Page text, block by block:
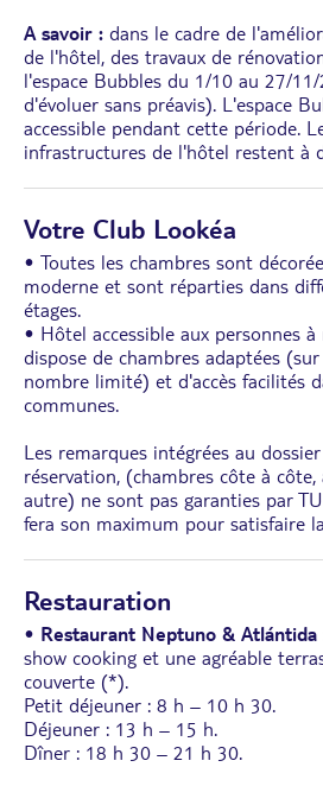
A savoir : dans le cadre de
de l'hôtel, des travaux de
l'espace Bubbles du 1/10 au 27/
d'évoluer sans préavis). L'espace
accessible pendant cette période.
infrastructures de l'hôtel restent à
Votre Club Lookéa
• Toutes les chambres sont
moderne et sont réparties dans
étages.
• Hôtel accessible aux personnes
dispose de chambres adaptées
nombre limité) et d'accès facilités
communes.
Les remarques intégrées au
réservation, (chambres côte à
autre) ne sont pas garanties par
fera son maximum pour satisfaire
Restauration
• Restaurant Neptuno & Atlántida
show cooking et une agréable
couverte (*).
Petit déjeuner : 8 h – 10 h 30.
Déjeuner : 13 h – 15 h.
Dîner : 18 h 30 – 21 h 30.